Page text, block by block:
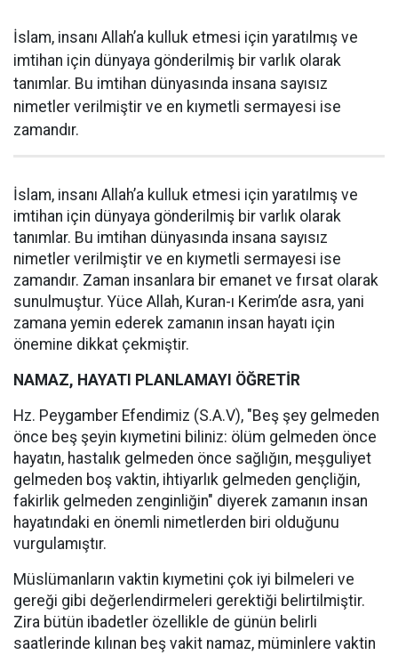
İslam, insanı Allah’a kulluk etmesi için yaratılmış ve
imtihan için dünyaya gönderilmiş bir varlık olarak
tanımlar. Bu imtihan dünyasında insana sayısız
nimetler verilmiştir ve en kıymetli sermayesi ise
zamandır.
İslam, insanı Allah’a kulluk etmesi için yaratılmış ve
imtihan için dünyaya gönderilmiş bir varlık olarak
tanımlar. Bu imtihan dünyasında insana sayısız
nimetler verilmiştir ve en kıymetli sermayesi ise
zamandır. Zaman insanlara bir emanet ve fırsat olarak
sunulmuştur. Yüce Allah, Kuran-ı Kerim’de asra, yani
zamana yemin ederek zamanın insan hayatı için
önemine dikkat çekmiştir.
NAMAZ, HAYATI PLANLAMAYI ÖĞRETİR
Hz. Peygamber Efendimiz (S.A.V), "Beş şey gelmeden
önce beş şeyin kıymetini biliniz: ölüm gelmeden önce
hayatın, hastalık gelmeden önce sağlığın, meşguliyet
gelmeden boş vaktin, ihtiyarlık gelmeden gençliğin,
fakirlik gelmeden zenginliğin" diyerek zamanın insan
hayatındaki en önemli nimetlerden biri olduğunu
vurgulamıştır.
Müslümanların vaktin kıymetini çok iyi bilmeleri ve
gereği gibi değerlendirmeleri gerektiği belirtilmiştir.
Zira bütün ibadetler özellikle de günün belirli
saatlerinde kılınan beş vakit namaz, müminlere vaktin